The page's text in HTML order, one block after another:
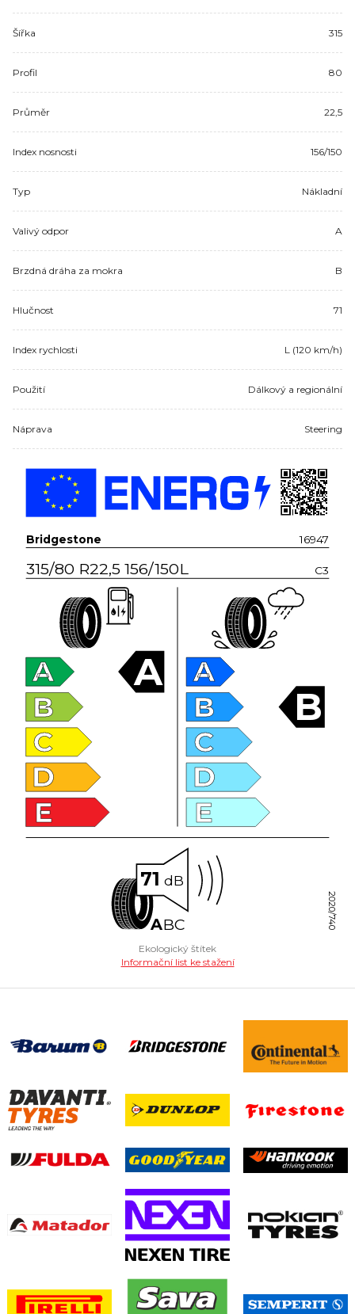
Šířka 315
Profil 80
Průměr 22,5
Index nosnosti 156/150
Typ Nákladní
Valivý odpor A
Brzdná dráha za mokra B
Hlučnost 71
Index rychlosti L (120 km/h)
Použití Dálkový a regionální
Náprava Steering
Bridgestone 16947
315/80 R22,5 156/150L C3
A
B
C
D
E
A A
B
C
D
E
B
71 dB
ABC 2020/740
Ekologický štítek
Informační list ke stažení